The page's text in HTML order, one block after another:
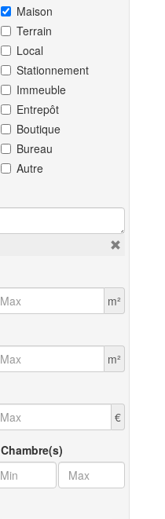
Maison
Terrain
Local
Stationnement
Immeuble
Entrepôt
Boutique
Bureau
Autre
m²
m²
€
Chambre(s)